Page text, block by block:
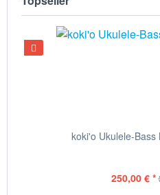
koki'o Ukulele-
250,00 € *